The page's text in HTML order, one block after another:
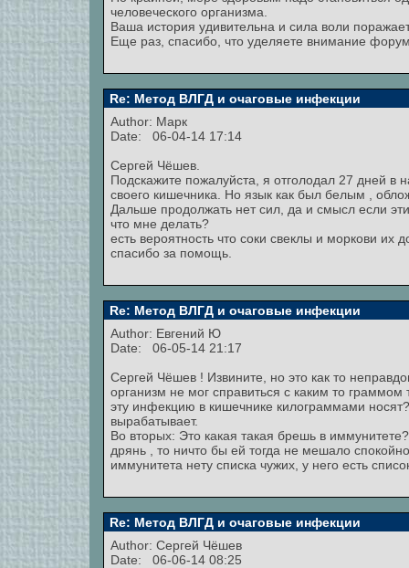
человеческого организма.
Ваша история удивительна и сила воли
Еще раз, спасибо, что уделяете внимание
Re: Метод ВЛГД и очаговые инфекции
Author: Марк
Date: 06-04-14 17:14
Сергей Чёшев.
Подскажите пожалуйста, я отголодал 27 дней
своего кишечника. Но язык как был белым ,
Дальше продолжать нет сил, да и смысл если
что мне делать?
есть вероятность что соки свеклы и моркови их
спасибо за помощь.
Re: Метод ВЛГД и очаговые инфекции
Author: Евгений Ю
Date: 06-05-14 21:17
Сергей Чёшев ! Извините, но это как то
организм не мог справиться с каким то
эту инфекцию в кишечнике килограммами
вырабатывает.
Во вторых: Это какая такая брешь в
дрянь , то ничто бы ей тогда не мешало
иммунитета нету списка чужих, у него есть
Re: Метод ВЛГД и очаговые инфекции
Author: Сергей Чёшев
Date: 06-06-14 08:25